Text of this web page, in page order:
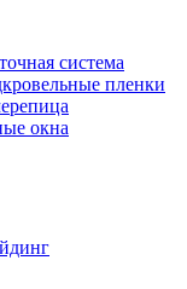
система
пленки
окна